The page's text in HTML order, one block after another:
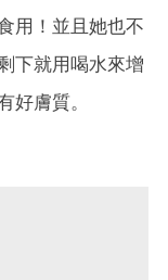
用！並且她也不
下就用喝水來增
好膚質。